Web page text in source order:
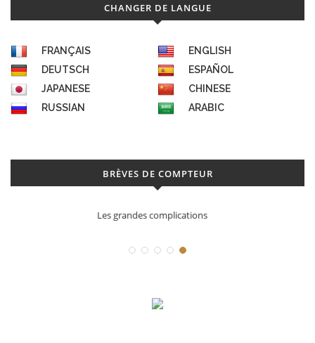
CHANGER DE LANGUE
FRANÇAIS
ENGLISH
DEUTSCH
ESPAÑOL
JAPANESE
CHINESE
RUSSIAN
ARABIC
BRÈVES DE COMPTEUR
Déconstruction Parmigiani Fleurier